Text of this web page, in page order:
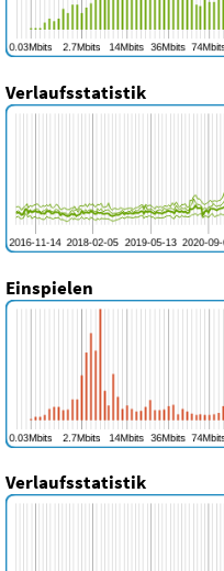
Verlaufsstatistik
Einspielen
Verlaufsstatistik